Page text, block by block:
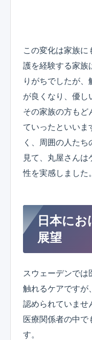
この変化は家族
護を経験する家族
りがちでしたが
が良くなり、優し
その家族の方もど
ていったといいま
く、周囲の人た
見て、丸屋さん
性を実感しました。
日本に
展望
スウェーデンでは
触れるケアですが
認められていませ
医療関係者の中で
す。